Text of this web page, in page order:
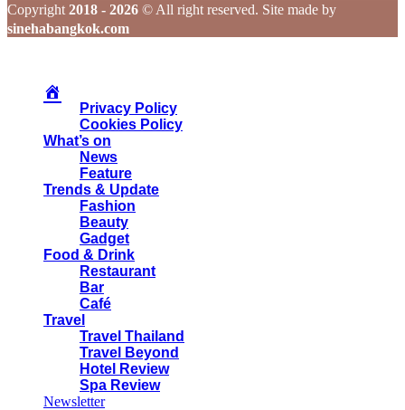
Copyright 2018 - 2026 © All right reserved. Site made by
sinehabangkok.com
Privacy Policy
Cookies Policy
What’s on
News
Feature
Trends & Update
Fashion
Beauty
Gadget
Food & Drink
Restaurant
Bar
Café
Travel
Travel Thailand
Travel Beyond
Hotel Review
Spa Review
Newsletter